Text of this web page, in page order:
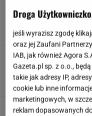
Droga
jeśli wyrazisz zgodę
oraz jej Zaufani
IAB, jak również Agora
Gazeta.pl sp. z o.o.,
takie jak adresy IP,
cookie lub inne
marketingowych, w
reklam dopasowanych